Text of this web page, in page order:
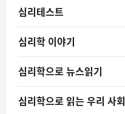
심리테스트
심리학 이야기
심리학으로 뉴스읽기
심리학으로 읽는 우리 사회